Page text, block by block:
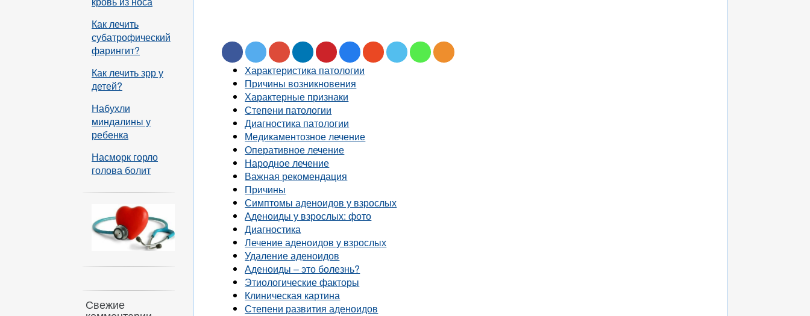
Характеристика патологии
Причины возникновения
Характерные признаки
Степени патологии
Диагностика патологии
Медикаментозное лечение
Оперативное лечение
Народное лечение
Важная рекомендация
Причины
Симптомы аденоидов у взрослых
Аденоиды у взрослых: фото
Диагностика
Лечение аденоидов у взрослых
Удаление аденоидов
Аденоиды – это болезнь?
Этиологические факторы
Клиническая картина
Степени развития аденоидов
Как лечить
субатрофический
фарингит?
Как лечить зрр у
детей?
Набухли
миндалины у
ребенка
Насморк горло
голова болит
Свежие